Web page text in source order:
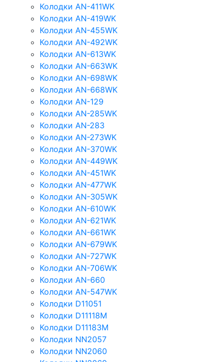
Колодки AN-411WK
Колодки AN-419WK
Колодки AN-455WK
Колодки AN-492WK
Колодки AN-613WK
Колодки AN-663WK
Колодки AN-698WK
Колодки AN-668WK
Колодки AN-129
Колодки AN-285WK
Колодки AN-283
Колодки AN-273WK
Колодки AN-370WK
Колодки AN-449WK
Колодки AN-451WK
Колодки AN-477WK
Колодки AN-305WK
Колодки AN-610WK
Колодки AN-621WK
Колодки AN-661WK
Колодки AN-679WK
Колодки AN-727WK
Колодки AN-706WK
Колодки AN-660
Колодки AN-547WK
Колодки D11051
Колодки D11118M
Колодки D11183M
Колодки NN2057
Колодки NN2060